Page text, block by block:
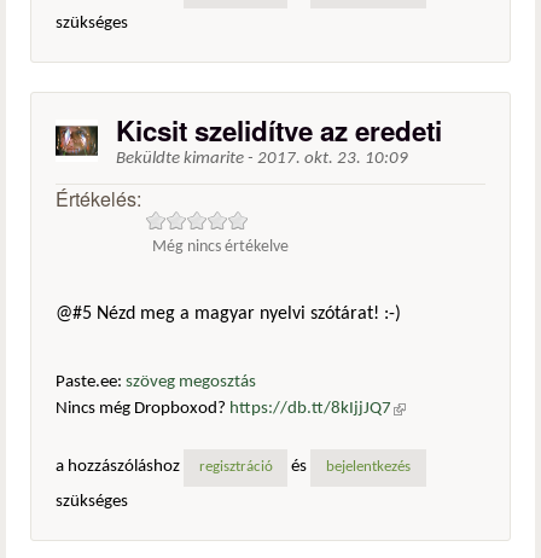
szükséges
Kicsit szelidítve az eredeti
Beküldte kimarite - 2017. okt. 23. 10:09
Értékelés:
Még nincs értékelve
@#5 Nézd meg a magyar nyelvi szótárat! :-)
Paste.ee: szöveg megosztás
Nincs még Dropboxod? https://db.tt/8kIjjJQ7 (külső
a hozzászóláshoz
regisztráció és bejelentkezés
szükséges